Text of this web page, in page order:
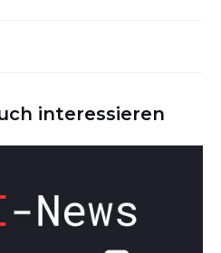
interessieren